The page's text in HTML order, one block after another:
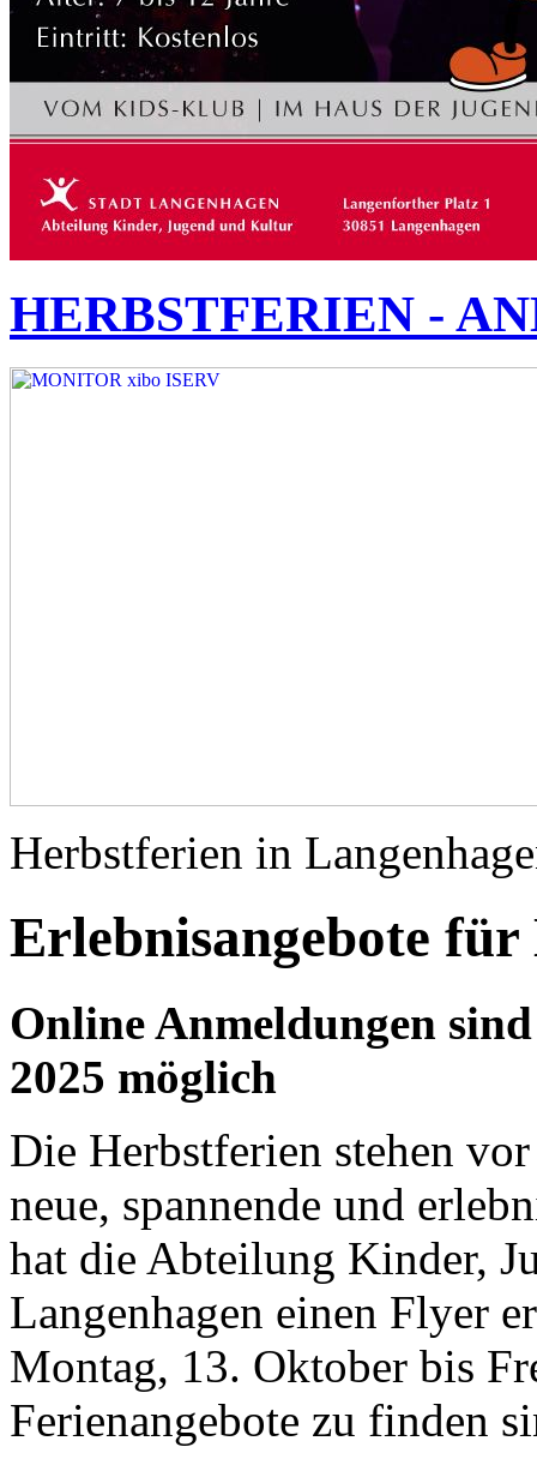
HERBSTFERIEN -
Herbstferien in
Erlebnisangebote
Online Anmeldungen
2025 möglich
Die Herbstferien stehen
neue, spannende und
hat die Abteilung Kinder,
Langenhagen einen Flyer
Montag, 13. Oktober bis
Ferienangebote zu finden